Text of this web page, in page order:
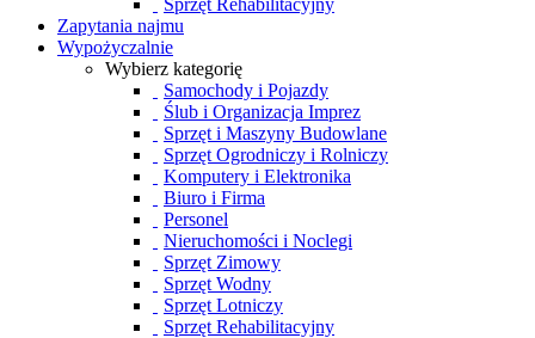
Zapytania najmu
Wypożyczalnie
Wybierz kategorię
Samochody i Pojazdy
Ślub i Organizacja Imprez
Sprzęt i Maszyny Budowlane
Sprzęt Ogrodniczy i Rolniczy
Komputery i Elektronika
Biuro i Firma
Personel
Nieruchomości i Noclegi
Sprzęt Zimowy
Sprzęt Wodny
Sprzęt Lotniczy
Sprzęt Rehabilitacyjny